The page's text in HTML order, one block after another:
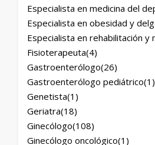
Especialista en medicina del
Especialista en obesidad y
Especialista en rehabilitación y
Fisioterapeuta(4)
Gastroenterólogo(26)
Gastroenterólogo pediátrico(1)
Genetista(1)
Geriatra(18)
Ginecólogo(108)
Ginecólogo oncológico(1)